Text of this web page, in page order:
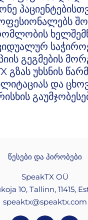
გეგმების
გზას უხსნის
და
წესები და პირობები
SpeakTX OÜ
10, Tallinn, 11415,
speaktx@speaktx.com